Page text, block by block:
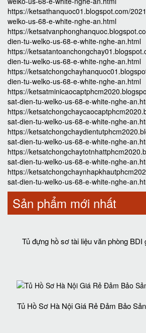
https://ketsathanquoc01.blogspot.com/
welko-us-68-e-white-nghe-an.html
https://
dien-tu-welko-us-68-e-white-nghe-an.html
https://
dien-tu-welko-us-68-e-white-nghe-an.html
https://
dien-tu-welko-us-68-e-white-nghe-an.html
https://
sat-dien-tu-welko-us-68-e-white-nghe-
https://
sat-dien-tu-welko-us-68-e-white-nghe-
https://
sat-dien-tu-welko-us-68-e-white-nghe-
https://
sat-dien-tu-welko-us-68-e-white-nghe-
https://
sat-dien-tu-welko-us-68-e-white-nghe-
Sản phẩm mới nhất
Tủ đựng hồ sơ tài liệu văn phòng BDI
Tủ Hồ Sơ Hà Nội Giá Rẻ Đảm Bảo